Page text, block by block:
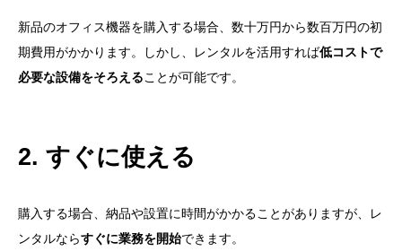
新品のオフィス機器を購入する場合、数十万円から数百万円の初
期費用がかかります。しかし、レンタルを活用すれば低コストで
必要な設備をそろえることが可能です。
2. すぐに使える
購入する場合、納品や設置に時間がかかることがありますが、レ
ンタルならすぐに業務を開始できます。